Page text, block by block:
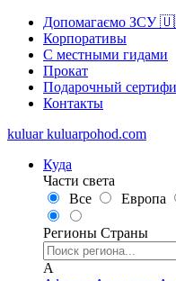
Допомагаємо ЗСУ
Корпоративы
С местными гидами
Прокат
Подарочный
Контакты
kuluar kuluarpohod.com
Куда
Части света
Все
Европа
Регионы Страны
А